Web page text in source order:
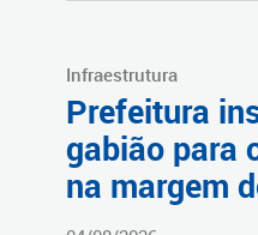
Infraestrutura
Prefeitura
gabião para
na margem